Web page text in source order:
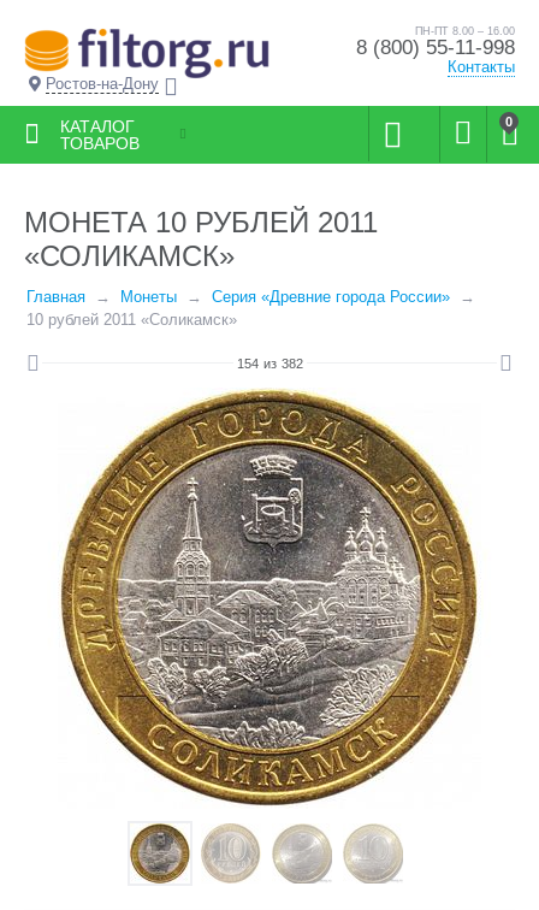
Ростов-на-Дону
ПН-ПТ 8.00 – 16.00
8 (800) 55-11-998
Контакты
0
КАТАЛОГ
ТОВАРОВ
МОНЕТА 10 РУБЛЕЙ 2011
«СОЛИКАМСК»
Главная Монеты
Серия «Древние города России»
10 рублей 2011 «Соликамск»
154 из 382